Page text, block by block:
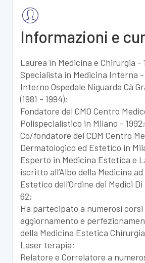
Informazioni e
Laurea in Medicina e Chirurgia -
Specialista in Medicina Interna -
Interno Ospedale Niguarda Cà
(1981 - 1994);
Fondatore del CMO Centro
Polispecialistico in Milano - 1992;
Co/fondatore del CDM Centro
Dermatologico ed Estetico in
Esperto in Medicina Estetica e
iscritto all’Albo della Medicina
Estetico dell’Ordine dei Medici
62;
Ha partecipato a numerosi corsi
aggiornamento e
della Medicina Estetica
Laser terapia;
Relatore e Correlatore a